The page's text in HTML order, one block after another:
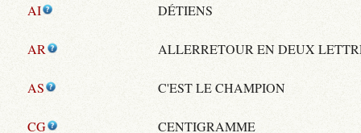
AI DÉTIENS
AR ALLERRETOUR EN DEUX
AS C'EST LE CHAMPION
CG CENTIGRAMME